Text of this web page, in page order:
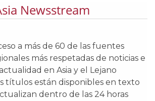
Newsstream
a más de 60 de las fuentes
más respetadas de noticias e
en Asia y el Lejano
títulos están disponibles en texto
dentro de las 24 horas